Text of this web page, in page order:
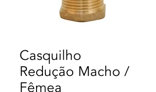
Casquilho
Redução Macho /
Fêmea